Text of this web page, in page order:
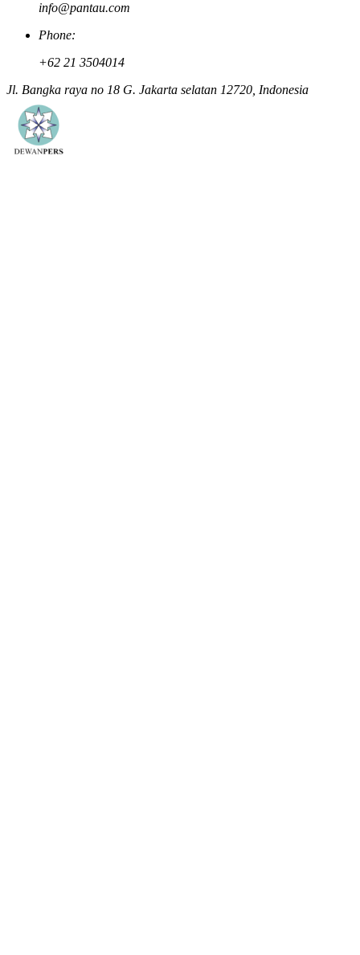
info@pantau.com
Phone:
+62 21 3504014
Jl. Bangka raya no 18 G. Jakarta selatan 12720, Indonesia